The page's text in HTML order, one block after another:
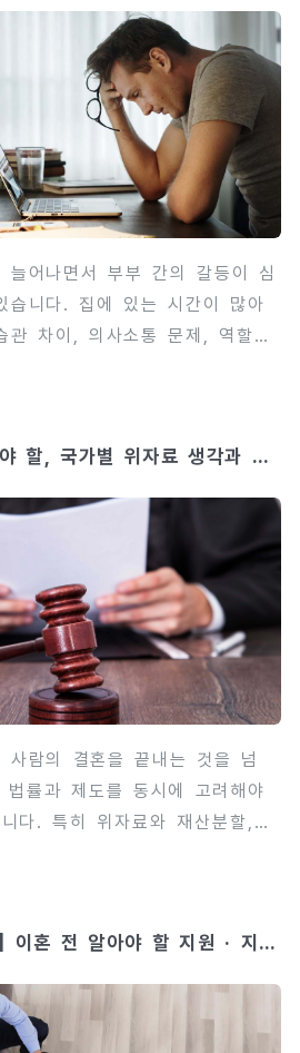
를 법적으로 분석하고, 반환 청
가능한 경우, 청구 방법과 주의
. 이를 통해 부모 모두가 자녀
동시에 지킬 수 있는 전략을 세
문제는 감정적 논쟁으로 번질
근거를 명..
늘어나면서 부부 간의 갈등이 심
습니다. 집에 있는 시간이 많아
관 차이, 의사소통 문제, 역할
리한 상황이 발생할 수 있습니
기 전 확인해야 할 사항, 준비
방법 등을 상세히 안내합니다.
최소화하고, 합리적인 결정을
니다. 사전에 검토할 사항과
하면, 이혼 과정에서 불필요한
수..
할, 국가별 위자료 생각과 주
사람의 결혼을 끝내는 것을 넘
률과 제도를 동시에 고려해야
다. 특히 위자료와 재산분할,
위자료 산정 기준과 지급 방식
습니다. 국제이혼에서는 국내
법률 전문가와의 협력도 필수
이혼 전 알아야 할 지원 · 지급